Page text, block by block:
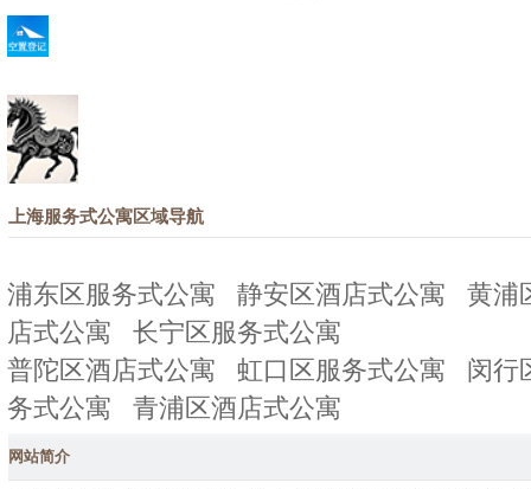
上海服务式公寓区域导航
浦东区服务式公寓 静安区酒店式公寓
黄浦
店式公寓
长宁区服务式公寓
普陀区酒店式公寓
虹口区服务式公寓
闵行
务式公寓
青浦区酒店式公寓
网站简介